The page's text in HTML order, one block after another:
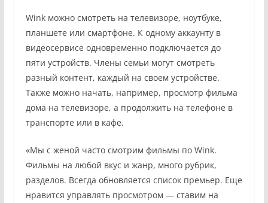
Wink можно смотреть на телевизоре, ноутбуке,
планшете или смартфоне. К одному аккаунту в
видеосервисе одновременно подключается до
пяти устройств. Члены семьи могут смотреть
разный контент, каждый на своем устройстве.
Также можно начать, например, просмотр фильма
дома на телевизоре, а продолжить на телефоне в
транспорте или в кафе.
«Мы с женой часто смотрим фильмы по Wink.
Фильмы на любой вкус и жанр, много рубрик,
разделов. Всегда обновляется список премьер. Еще
нравится управлять просмотром — ставим на